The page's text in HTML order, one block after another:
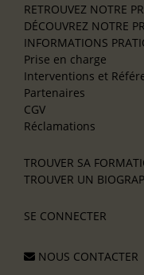
RETROUVEZ NOTRE
DÉCOUVREZ NOTRE
INFORMATIONS
Prise en charge
Interventions et
Partenaires
CGV
Réclamations
TROUVER SA
TROUVER UN
SE CONNECTER
NOUS CONTACTER